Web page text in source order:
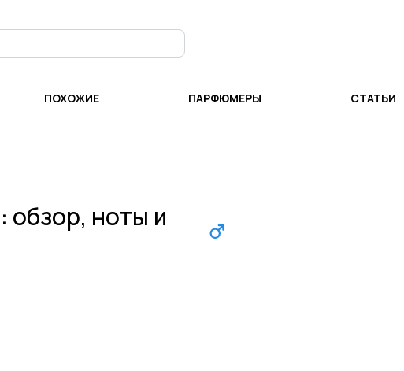
ПОХОЖИЕ ПАРФЮМЕРЫ СТАТЬИ
: обзор, ноты и